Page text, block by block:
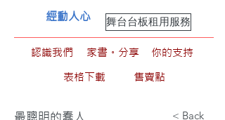
舞台台板租用服務
經動人心
認識我們 家書。分享
你的支持
表格下載
售賣點
< Back